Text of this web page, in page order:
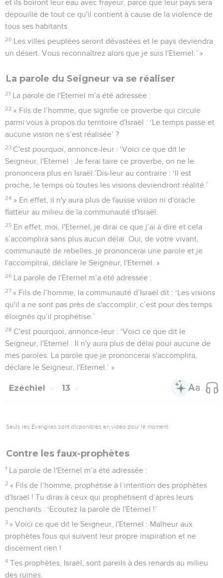
et ils boiront leur eau avec frayeur, parce que leur pays sera
dépouillé de tout ce qu'il contient à cause de la violence de
tous ses habitants.
20 Les villes peuplées seront dévastées et le pays deviendra
un désert. Vous reconnaîtrez alors que je suis l'Eternel.’ »
La parole du Seigneur va se réaliser
21 La parole de l'Eternel m’a été adressée :
22 « Fils de l’homme, que signifie ce proverbe qui circule
parmi vous à propos du territoire d'Israël : ‘Le temps passe et
aucune vision ne s’est réalisée’ ?
23 C'est pourquoi, annonce-leur : ‘Voici ce que dit le
Seigneur, l'Eternel : Je ferai taire ce proverbe, on ne le
prononcera plus en Israël.’Dis-leur au contraire : ‘Il est
proche, le temps où toutes les visions deviendront réalité.’
24 » En effet, il n'y aura plus de fausse vision ni d'oracle
flatteur au milieu de la communauté d'Israël.
25 En effet, moi, l'Eternel, je dirai ce que j’ai à dire et cela
s’accomplira sans plus aucun délai. Oui, de votre vivant,
communauté de rebelles, je prononcerai une parole et je
l'accomplirai, déclare le Seigneur, l'Eternel. »
26 La parole de l'Eternel m’a été adressée :
27 « Fils de l’homme, la communauté d’Israël dit : ‘Les visions
qu'il a ne sont pas près de s'accomplir, c’est pour des temps
éloignés qu’il prophétise.’
28 C'est pourquoi, annonce-leur : ‘Voici ce que dit le
Seigneur, l'Eternel : Il n'y aura plus de délai pour aucune de
mes paroles. La parole que je prononcerai s'accomplira,
déclare le Seigneur, l'Eternel.’ »
Ezéchiel 13
Seuls les Évangiles sont disponibles en vidéo pour le moment.
Contre les faux-prophètes
1 La parole de l'Eternel m’a été adressée :
2 « Fils de l’homme, prophétise à l’intention des prophètes
d'Israël ! Tu diras à ceux qui prophétisent d’après leurs
penchants : ‘Ecoutez la parole de l'Eternel !’
3 » Voici ce que dit le Seigneur, l'Eternel : Malheur aux
prophètes fous qui suivent leur propre inspiration et ne
discernent rien !
4 Tes prophètes, Israël, sont pareils à des renards au milieu
des ruines.